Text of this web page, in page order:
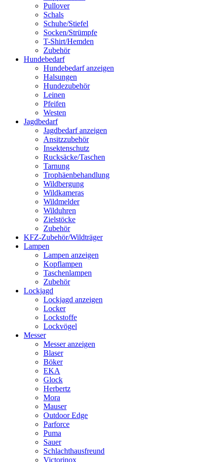
Pullover
Schals
Schuhe/Stiefel
Socken/Strümpfe
T-Shirt/Hemden
Zubehör
Hundebedarf
Hundebedarf anzeigen
Halsungen
Hundezubehör
Leinen
Pfeifen
Westen
Jagdbedarf
Jagdbedarf anzeigen
Ansitzzubehör
Insektenschutz
Rucksäcke/Taschen
Tarnung
Trophäenbehandlung
Wildbergung
Wildkameras
Wildmelder
Wilduhren
Zielstöcke
Zubehör
KFZ-Zubehör/Wildträger
Lampen
Lampen anzeigen
Kopflampen
Taschenlampen
Zubehör
Lockjagd
Lockjagd anzeigen
Locker
Lockstoffe
Lockvögel
Messer
Messer anzeigen
Blaser
Böker
EKA
Glock
Herbertz
Mora
Mauser
Outdoor Edge
Parforce
Puma
Sauer
Schlachthausfreund
Victorinox